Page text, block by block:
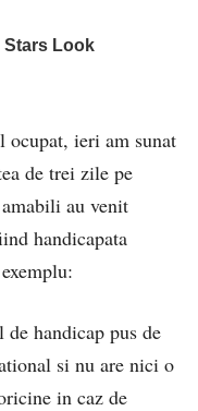
ocupat, ieri am sunat
de trei zile pe
au venit
handicapata
handicap pus de
si nu are nici o
in caz de